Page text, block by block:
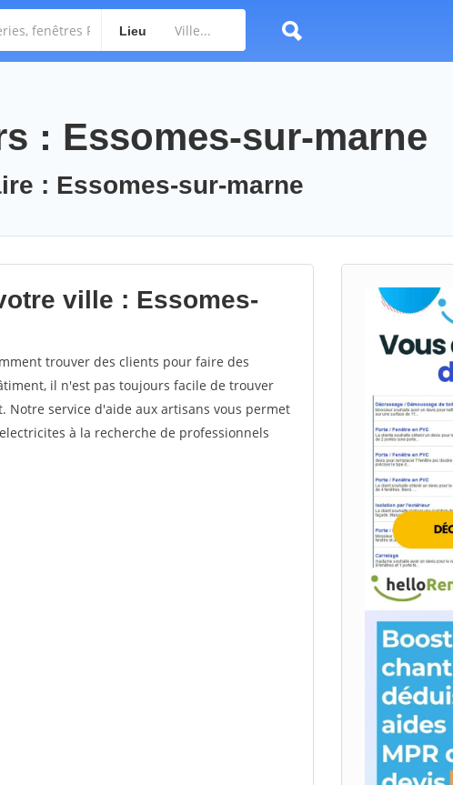
Lieu
: Essomes-sur-marne
: Essomes-sur-marne
ville : Essomes-
trouver des clients pour faire des
il n'est pas toujours facile de trouver
service d'aide aux artisans vous permet
à la recherche de professionnels